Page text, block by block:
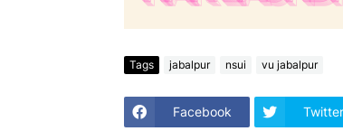
Tags jabalpur nsui vu jabalpur
Facebook Twitter